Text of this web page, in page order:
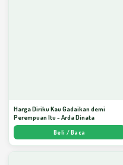
Harga Diriku Kau Gadaikan demi
Perempuan Itu - Arda Dinata
Beli / Baca